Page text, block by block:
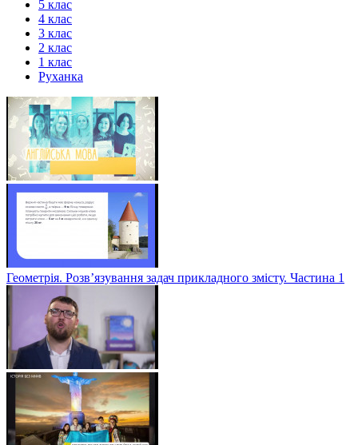
5 клас
4 клас
3 клас
2 клас
1 клас
Руханка
Геометрія. Розв’язування задач прикладного змісту. Частина 1